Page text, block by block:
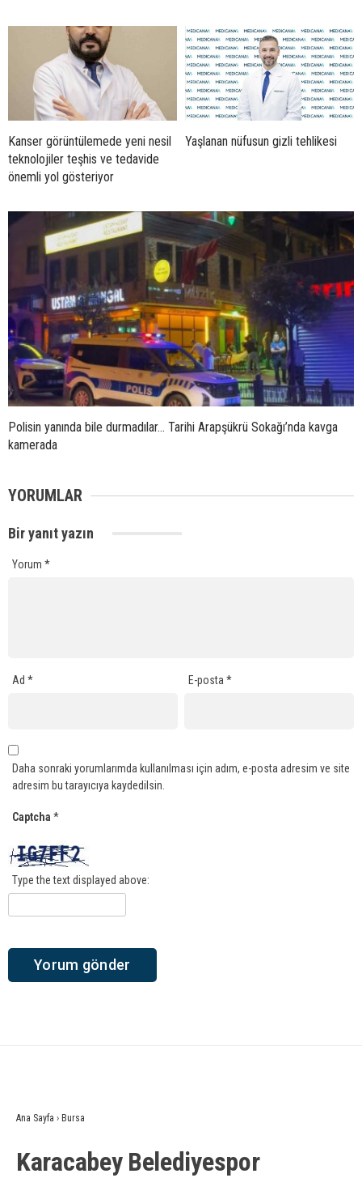
Kanser görüntülemede yeni nesil
teknolojiler teşhis ve tedavide
önemli yol gösteriyor
Yaşlanan nüfusun gizli tehlikesi
Polisin yanında bile durmadılar… Tarihi Arapşükrü Sokağı’nda kavga
kamerada
YORUMLAR
Bir yanıt yazın
Yorum *
Ad * E-posta*
Daha sonraki yorumlarımda kullanılması için adım, e-posta adresim ve site
adresim bu tarayıcıya kaydedilsin.
Captcha *
Type the text displayed above:
Ana Sayfa › Bursa
Karacabey Belediyespor